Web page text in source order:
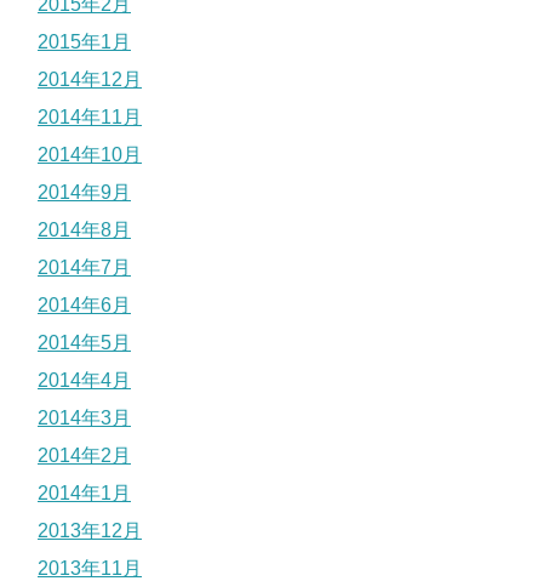
2015年2月
2015年1月
2014年12月
2014年11月
2014年10月
2014年9月
2014年8月
2014年7月
2014年6月
2014年5月
2014年4月
2014年3月
2014年2月
2014年1月
2013年12月
2013年11月